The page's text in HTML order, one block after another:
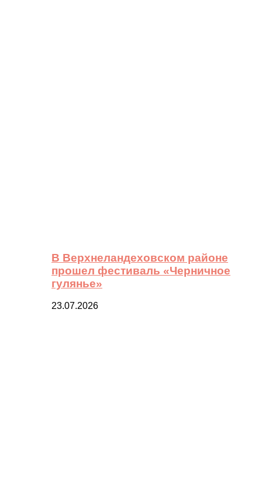
В Верхнеландеховском районе
прошел фестиваль «Черничное
гулянье»
23.07.2026